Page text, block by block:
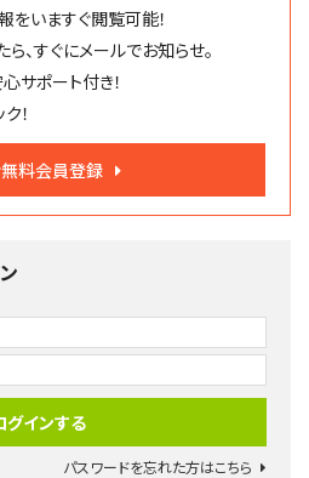
をいますぐ閲覧可能！
、すぐにメールでお知らせ。
サポート付き！
！
料会員登録
パスワードを忘れた方はこちら